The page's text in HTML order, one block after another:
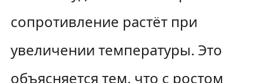
сопротивление растёт при
увеличении температуры. Это
объясняется тем, что с ростом